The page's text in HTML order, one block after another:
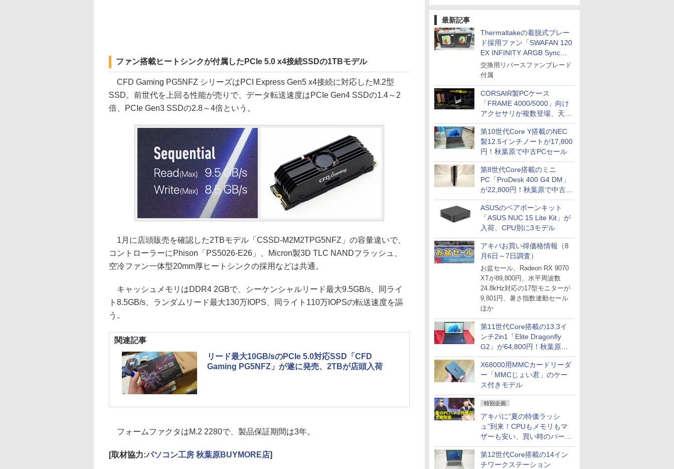
最新記事
Thermaltakeの着脱式ブレー
ド採用ファン「SWAFAN 120
EX INFINITY ARGB Sync」
に単品パッケージ
交換用リバースファンブレード
付属
CORSAIR製PCケース
「FRAME 4000/5000」向け
アクセサリが複数登場、天然
木製パネルや背面コネクタ対
応トレイなど
第10世代Core Y搭載のNEC
製12.5インチノートが17,800
円！秋葉原で中古PCセール
第8世代Core搭載のミニ
PC「ProDesk 400 G4 DM」
が22,800円！秋葉原で中古
PCセール
ASUSのベアボーンキット
「ASUS NUC 15 Lite Kit」が
入荷、CPU別に3モデル
アキバお買い得価格情報（8
月6日～7日調査）
お盆セール、Radeon RX 9070
XTが89,800円、水平周波数
24.8kHz対応の17型モニターが
9,801円、暑さ指数連動セール
ほか
第11世代Core搭載の13.3イ
ンチ2in1「Elite Dragonfly
G2」が64,800円！秋葉原で
中古PCセール
X68000用MMCカードリーダ
ー「MMCじょい君」のケー
ス付きモデル
特別企画
アキバに“夏の特価ラッシ
ュ”到来！CPUもメモリもマ
ザーも安い、買い時のパーツ
は？【8月7日(金)22時配信】
第12世代Core搭載の14イン
チワークステーション
ファン搭載ヒートシンクが付属したPCIe 5.0 x4接続SSDの1TBモデル
CFD Gaming PG5NFZ シリーズはPCI Express Gen5 x4接続に対応したM.2型
SSD。前世代を上回る性能が売りで、データ転送速度はPCIe Gen4 SSDの1.4～2
倍、PCIe Gen3 SSDの2.8～4倍という。
1月に店頭販売を確認した2TBモデル「CSSD-M2M2TPG5NFZ」の容量違いで、
コントローラーにPhison「PS5026-E26」、Micron製3D TLC NANDフラッシュ、
空冷ファン一体型20mm厚ヒートシンクの採用などは共通。
キャッシュメモリはDDR4 2GBで、シーケンシャルリード最大9.5GB/s、同ライ
ト8.5GB/s、ランダムリード最大130万IOPS、同ライト110万IOPSの転送速度を謳
う。
関連記事
リード最大10GB/sのPCIe 5.0対応SSD「CFD
Gaming PG5NFZ」が遂に発売、2TBが店頭入荷
フォームファクタはM.2 2280で、製品保証期間は3年。
[取材協力:パソコン工房 秋葉原BUYMORE店]